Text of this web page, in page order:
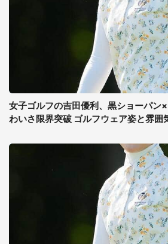
女子ゴルフの吉田優利、黒ショーパン
わいさ限界突破 ゴルフウェア姿と雰囲